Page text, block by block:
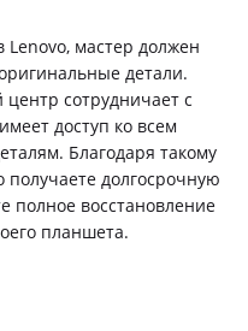
мастер должен
детали.
сотрудничает с
доступ ко всем
Благодаря такому
получаете долгосрочную
полное восстановление
планшета.